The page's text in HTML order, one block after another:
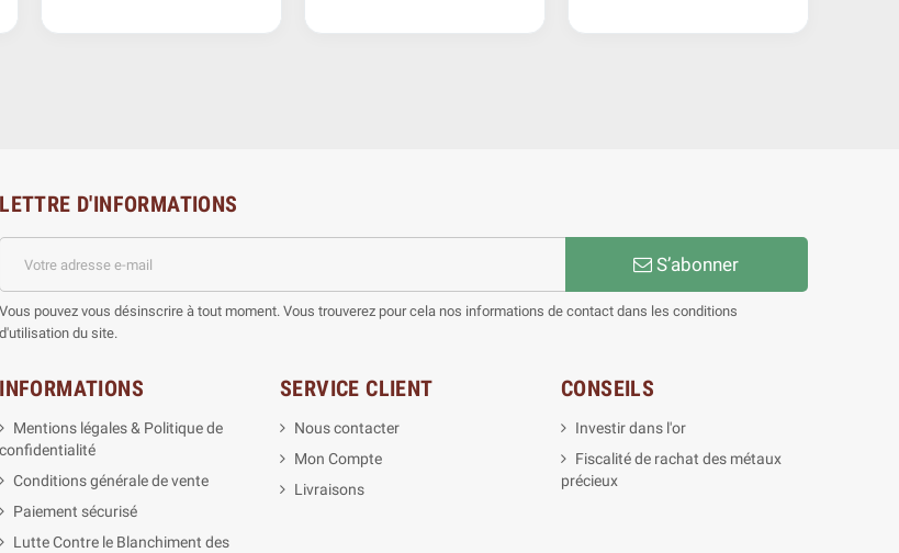
LETTRE D'INFORMATIONS
S’abonner
Vous pouvez vous désinscrire à tout moment. Vous trouverez pour cela nos informations de contact dans les conditions
d'utilisation du site.
INFORMATIONS
Mentions légales & Politique de
confidentialité
Conditions générale de vente
Paiement sécurisé
Lutte Contre le Blanchiment des
SERVICE CLIENT
Nous contacter
Mon Compte
Livraisons
CONSEILS
Investir dans l'or
Fiscalité de rachat des métaux
précieux